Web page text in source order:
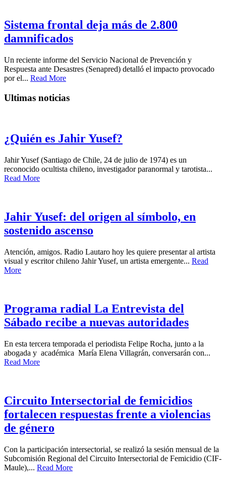
Sistema frontal deja más de 2.800
damnificados
Un reciente informe del Servicio Nacional de Prevención y
Respuesta ante Desastres (Senapred) detalló el impacto provocado
por el... Read More
Ultimas noticias
¿Quién es Jahir Yusef?
Jahir Yusef (Santiago de Chile, 24 de julio de 1974) es un
reconocido ocultista chileno, investigador paranormal y tarotista...
Read More
Jahir Yusef: del origen al símbolo, en
sostenido ascenso
Atención, amigos. Radio Lautaro hoy les quiere presentar al artista
visual y escritor chileno Jahir Yusef, un artista emergente... Read
More
Programa radial La Entrevista del
Sábado recibe a nuevas autoridades
En esta tercera temporada el periodista Felipe Rocha, junto a la
abogada y académica María Elena Villagrán, conversarán con...
Read More
Circuito Intersectorial de femicidios
fortalecen respuestas frente a violencias
de género
Con la participación intersectorial, se realizó la sesión mensual de la
Subcomisión Regional del Circuito Intersectorial de Femicidio (CIF-
Maule),... Read More